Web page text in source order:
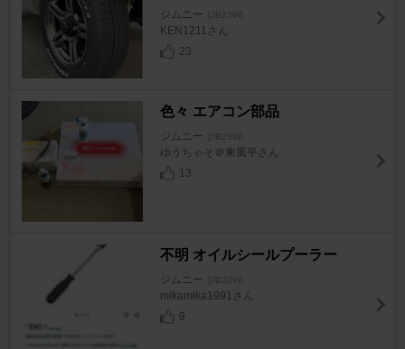
ジムニー [JB23W]
KEN1211さん
23
色々 エアコン部品
ジムニー [JB23W]
ゆうちゃそ＠東風平さん
13
不明 オイルシールプーラー
ジムニー [JB23W]
mikamika1991さん
9